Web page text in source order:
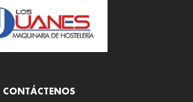
CONTÁCTENOS